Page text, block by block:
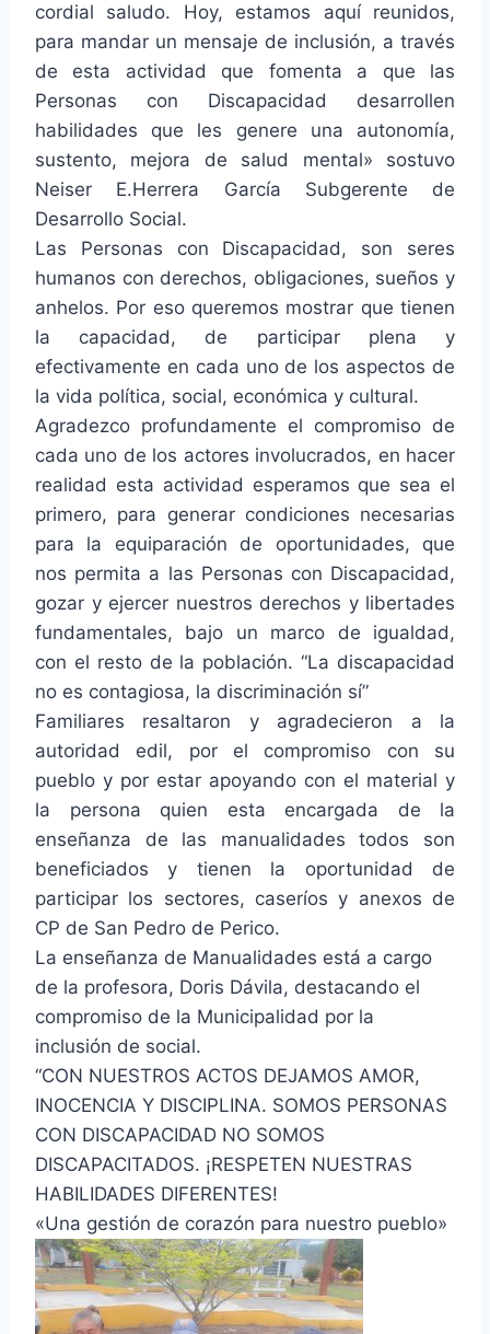
cordial saludo. Hoy, estamos aquí reunidos,
para mandar un mensaje de inclusión, a través
de esta actividad que fomenta a que las
Personas con Discapacidad desarrollen
habilidades que les genere una autonomía,
sustento, mejora de salud mental» sostuvo
Neiser E.Herrera García Subgerente de
Desarrollo Social.
Las Personas con Discapacidad, son seres
humanos con derechos, obligaciones, sueños y
anhelos. Por eso queremos mostrar que tienen
la capacidad, de participar plena y
efectivamente en cada uno de los aspectos de
la vida política, social, económica y cultural.
Agradezco profundamente el compromiso de
cada uno de los actores involucrados, en hacer
realidad esta actividad esperamos que sea el
primero, para generar condiciones necesarias
para la equiparación de oportunidades, que
nos permita a las Personas con Discapacidad,
gozar y ejercer nuestros derechos y libertades
fundamentales, bajo un marco de igualdad,
con el resto de la población. “La discapacidad
no es contagiosa, la discriminación sí”
Familiares resaltaron y agradecieron a la
autoridad edil, por el compromiso con su
pueblo y por estar apoyando con el material y
la persona quien esta encargada de la
enseñanza de las manualidades todos son
beneficiados y tienen la oportunidad de
participar los sectores, caseríos y anexos de
CP de San Pedro de Perico.
La enseñanza de Manualidades está a cargo
de la profesora, Doris Dávila, destacando el
compromiso de la Municipalidad por la
inclusión de social.
“CON NUESTROS ACTOS DEJAMOS AMOR,
INOCENCIA Y DISCIPLINA. SOMOS PERSONAS
CON DISCAPACIDAD NO SOMOS
DISCAPACITADOS. ¡RESPETEN NUESTRAS
HABILIDADES DIFERENTES!
«Una gestión de corazón para nuestro pueblo»